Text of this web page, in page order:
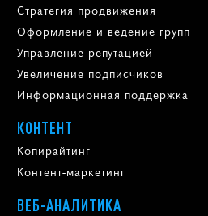
Стратегия продвижения
Оформление и ведение групп
Управление репутацией
Увеличение подписчиков
Информационная поддержка
КОНТЕНТ
Копирайтинг
Контент-маркетинг
ВЕБ-АНАЛИТИКА